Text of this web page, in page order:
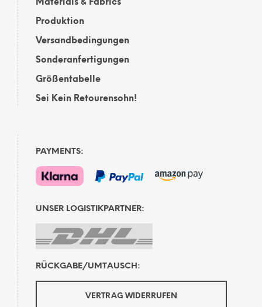
Materials & Fabrics
Produktion
Versandbedingungen
Sonderanfertigungen
Größentabelle
Sei Kein Retourensohn!
PAYMENTS:
UNSER LOGISTIKPARTNER:
RÜCKGABE/UMTAUSCH:
VERTRAG WIDERRUFEN